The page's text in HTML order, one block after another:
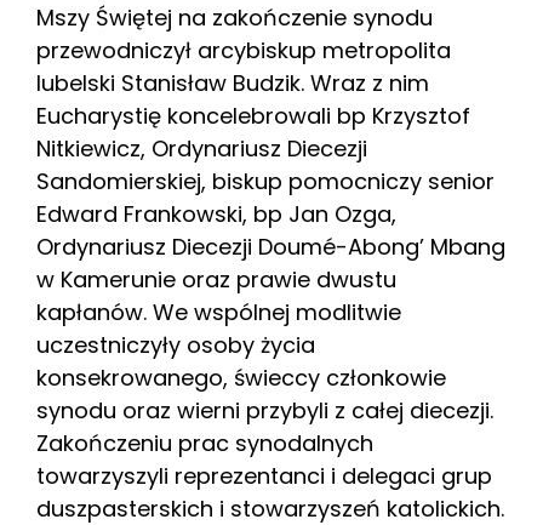
Mszy Świętej na zakończenie synodu
przewodniczył arcybiskup metropolita
lubelski Stanisław Budzik. Wraz z nim
Eucharystię koncelebrowali bp Krzysztof
Nitkiewicz, Ordynariusz Diecezji
Sandomierskiej, biskup pomocniczy senior
Edward Frankowski, bp Jan Ozga,
Ordynariusz Diecezji Doumé-Abong’ Mbang
w Kamerunie oraz prawie dwustu
kapłanów. We wspólnej modlitwie
uczestniczyły osoby życia
konsekrowanego, świeccy członkowie
synodu oraz wierni przybyli z całej diecezji.
Zakończeniu prac synodalnych
towarzyszyli reprezentanci i delegaci grup
duszpasterskich i stowarzyszeń katolickich.